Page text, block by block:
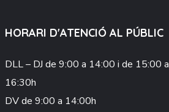
HORARI D'ATENCIÓ AL PÚBLIC
DLL – DJ de 9:00 a 14:00 i de 15:00 a
16:30h
DVde 9:00 a 14:00h